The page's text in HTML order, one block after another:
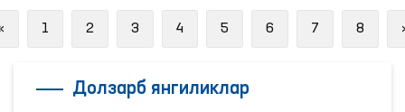
Previous
1 2 3 4 5 6 7 8
Долзарб янгиликлар